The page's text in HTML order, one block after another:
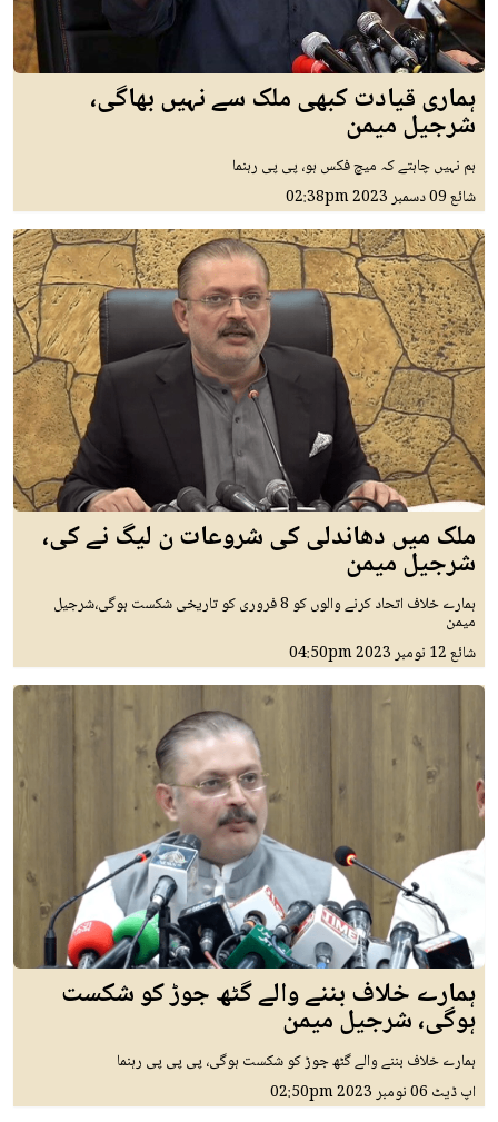
ہماری قیادت کبھی ملک سے نہیں بھاگی،
شرجیل میمن
ہم نہیں چاہتے کہ میچ فکس ہو، پی پی رہنما
شائع09 دسمبر 2023 02:38pm
ملک میں دھاندلی کی شروعات ن لیگ نے کی،
شرجیل میمن
ہمارے خلاف اتحاد کرنے والوں کو 8 فروری کو تاریخی شکست ہوگی،شرجیل
میمن
شائع12 نومبر 2023 04:50pm
ہمارے خلاف بننے والے گٹھ جوڑ کو شکست
ہوگی، شرجیل میمن
ہمارے خلاف بننے والے گٹھ جوڑ کو شکست ہوگی، پی پی پی رہنما
اپ ڈیٹ 06 نومبر 2023 02:50pm